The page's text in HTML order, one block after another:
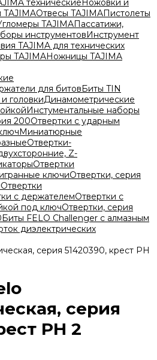
техническиеНожовки и
TAJIMAОтвесы TAJIMAПистолеты
TAJIMAПассатижи,
инструментовИнструмент
TAJIMA для технических
TAJIMAНожницы TAJIMA
для битовБиты TIN
головкиДинамометрические
Инстументальные наборы
200Отвертки с ударным
Миниатюрные
Отвертки-
Z-
Отвертки
ключиОтвертки, серия
Отвертки
с держателемОтвертки с
под ключОтвертки, серия
Биты FELO Challenger с алмазным
диэлектрических
серия 51420390, крест PH
серия
PH 2